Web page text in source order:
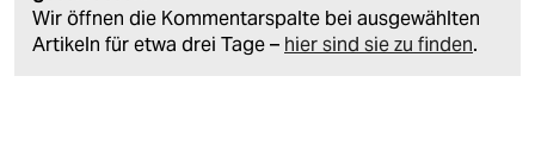
Wir öffnen die Kommentarspalte bei ausgewählten
Artikeln für etwa drei Tage – hier sind sie zu finden.